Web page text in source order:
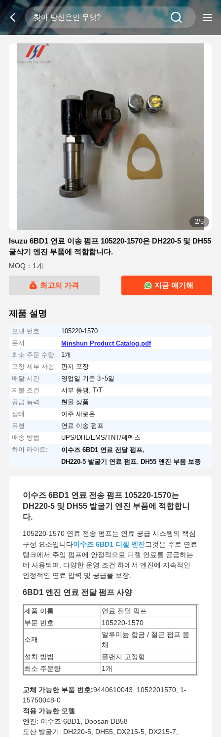
2/5
Isuzu 6BD1 연료 이송 펌프 105220-1570은 DH220-5 및 DH55
굴삭기 엔진 부품에 적합합니다.
MOQ：1개
최고의 가격 지금 얘기해
제품 설명
모델 번호
105220-1570
문서
Minshun Product Catalog.pdf
최소 주문 수량
1개
포장 세부 사항
판지 포장
배달 시간
영업일 기준 3~5일
지불 조건
서부 동맹, T/T
공급 능력
현물 상품
상태
아주 새로운
유형
연료 이송 펌프
배송 방법
UPS/DHL/EMS/TNT/페덱스
하이 라이트:
이수즈 6BD1 연료 전달 펌프
DH220-5 발굴기 연료 펌프 ,DH55 엔진 부품 보증
이수즈 6BD1 연료 전송 펌프 105220-1570는
DH220-5 및 DH55 발굴기 엔진 부품에 적합합니
다.
105220-1570 연료 전송 펌프는 연료 공급 시스템의 핵심
구성 요소입니다이수즈 6BD1 디젤 엔진 그것은 주로 연료
탱크에서 주입 펌프에 안정적으로 디젤 연료를 공급하는
데 사용되며, 다양한 운영 조건 하에서 엔진에 지속적인
안정적인 연료 압력 및 공급을 보장.
6BD1 엔진 연료 전달 펌프 사양
제품 이름
연료 전달 펌프
부문 번호
105220-1570
소재
알루미늄 합금 / 철근 펌프 몸
체
설치 방법
플랜지 고정형
최소 주문량
1개
운송 방법
UPS/DHL/EMS/TNT/FedEx
교체 가능한 부품 번호:9440610043, 1052201570, 1-
15750048-0
적용 가능한 모델
엔진: 이수즈 6BD1, Doosan DB58
도산 발굴기: DH220-5, DH55, DX215-5, DX215-7,